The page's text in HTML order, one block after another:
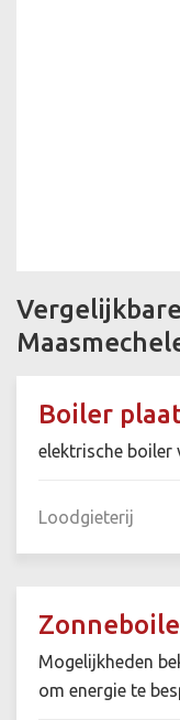
Boiler
elektrische boiler
Loodgieterij
Mogelijkheden
om energie te